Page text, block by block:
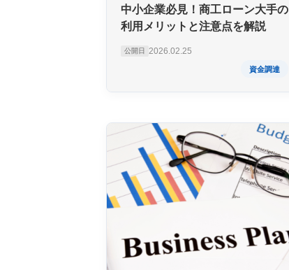
中小企業必見！商工ローン大手の
利用メリットと注意点を解説
公開日 2026.02.25
資金調達